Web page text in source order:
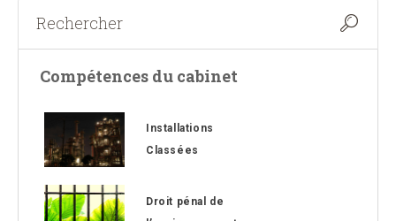
Compétences du cabinet
Installations
Classées
Droit pénal de